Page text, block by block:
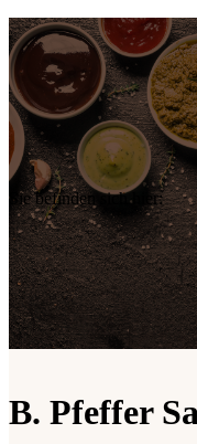
Sie befinden sich hier:
B. Pfeffer